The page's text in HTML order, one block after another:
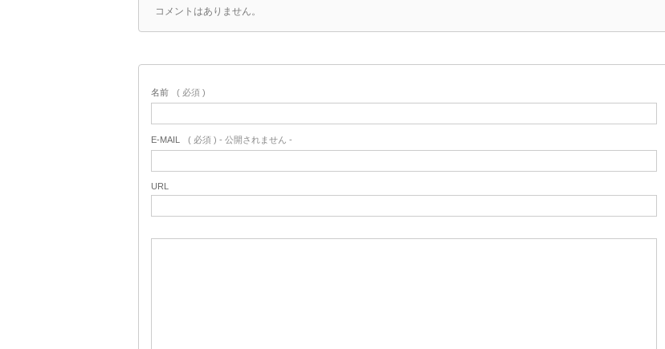
コメントはありません。
名前 ( 必須 )
E-MAIL ( 必須 ) - 公開されません -
URL